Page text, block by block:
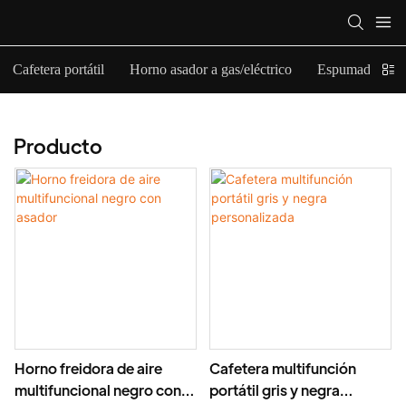
Cafetera portátil Horno asador a gas/eléctrico Espumador de
Producto
Horno freidora de aire
multifuncional negro con
Cafetera multifunción
portátil gris y negra